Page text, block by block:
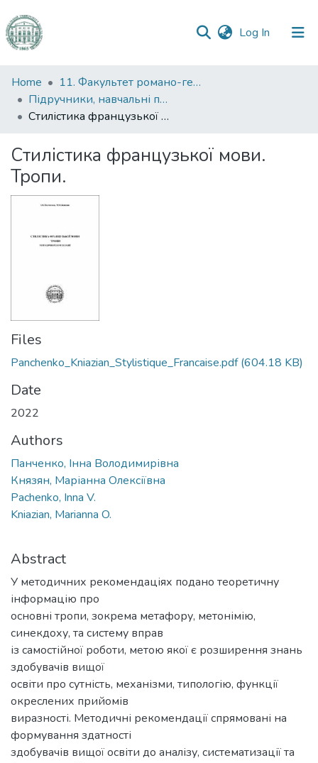
Log In (current)
Communities
&
Collections
Statistics
Home
11. Факультет романо-германської філології
Підручники, навчальні посібники та інші науково- та навчально-методичні праці РГФ
Стилістика французької мови. Тропи.
Стилістика французької мови.
Тропи.
Files
Panchenko_Kniazian_Stylistique_Francaise.pdf(604.18 KB)
Date
2022
Authors
Панченко, Iнна Володимирівна
Князян, Маріанна Олексіївна
Pachenko, Inna V.
Kniazian, Marianna O.
Abstract
У методичних рекомендаціях подано теоретичну
інформацію про
основні тропи, зокрема метафору, метонімію,
синекдоху, та систему вправ
із самостійної роботи, метою якої є розширення знань
здобувачів вищої
освіти про сутність, механізми, типологію, функції
окреслених прийомів
виразності. Методичні рекомендації спрямовані на
формування здатності
здобувачів вищої освіти до аналізу, систематизації та